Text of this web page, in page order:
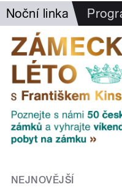
Noční linka
NEJNOVĚJŠÍ